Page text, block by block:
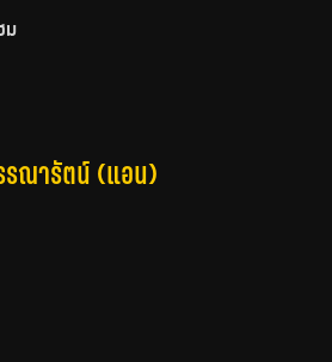
ม
ณารัตน์ (แอน)